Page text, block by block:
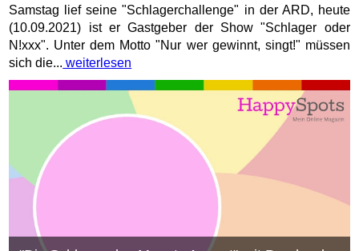
Samstag lief seine "Schlagerchallenge" in der ARD, heute
(10.09.2021) ist er Gastgeber der Show "Schlager oder
N!xxx". Unter dem Motto "Nur wer gewinnt, singt!" müssen
sich die... weiterlesen